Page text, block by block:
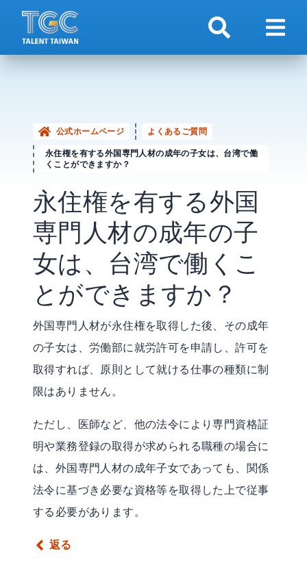
検索 ナビ
公式ホームページ
よくあるご質問
永住権を有する外国専門人材の成年の子女は、台湾で働
くことができますか？
永住権を有する外国
専門人材の成年の子
女は、台湾で働くこ
とができますか？
外国専門人材が永住権を取得した後、その成年
の子女は、労働部に就労許可を申請し、許可を
取得すれば、原則として就ける仕事の種類に制
限はありません。
ただし、医師など、他の法令により専門資格証
明や業務登録の取得が求められる職種の場合に
は、外国専門人材の成年子女であっても、関係
法令に基づき必要な資格等を取得した上で従事
する必要があります。
返る